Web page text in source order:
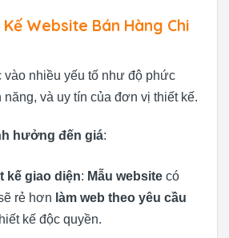
Kế Website Bán Hàng Chi
vào nhiều yếu tố như độ phức
và uy tín của đơn vị thiết kế.
hưởng đến giá:
kế giao diện: Mẫu websitecó
rẻ hơn làm web theo yêu cầu
kế độc quyền.